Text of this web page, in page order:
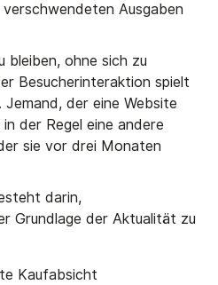
Ausgaben
bleiben, ohne sich zu
Besucherinteraktion spielt
der eine Website
der Regel eine andere
sie vor drei Monaten
darin,
Grundlage der Aktualität zu
Kaufabsicht